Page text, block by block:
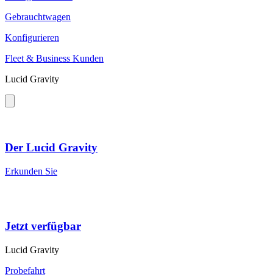
Gebrauchtwagen
Konfigurieren
Fleet & Business Kunden
Lucid Gravity
Der Lucid Gravity
Erkunden Sie
Jetzt verfügbar
Lucid Gravity
Probefahrt